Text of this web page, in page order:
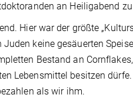
an Heiligabend
Hier war der größte
keine gesäuerten
Bestand an
Lebensmittel besitzen
als wir ihm.